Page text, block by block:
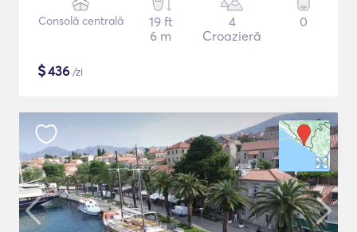
Consolă centrală
19 ft
6 m
4
Croazieră
0
$436 /zi